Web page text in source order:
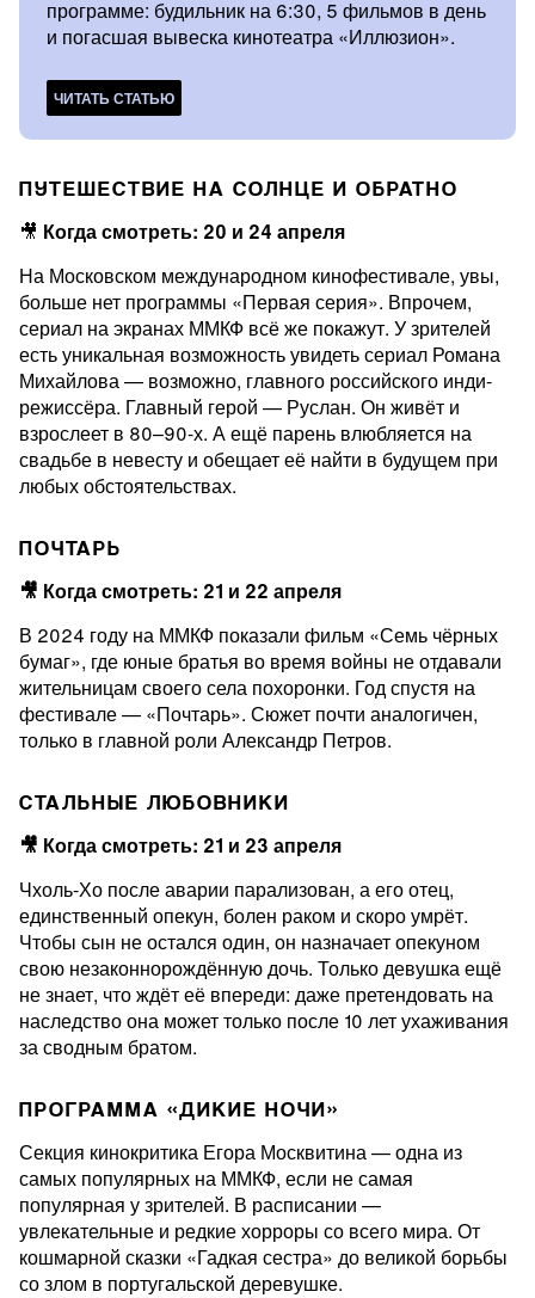
ЧИТАТЬ СТАТЬЮ
программе: будильник на 6:30, 5 фильмов в день
и погасшая вывеска кинотеатра «Иллюзион».
ПУТЕШЕСТВИЕ НА СОЛНЦЕ И ОБРАТНО
🎥 Когда смотреть: 20 и 24 апреля
На Московском международном кинофестивале, увы,
больше нет программы «Первая серия». Впрочем,
сериал на экранах ММКФ всё же покажут. У зрителей
есть уникальная возможность увидеть сериал Романа
Михайлова — возможно, главного российского инди-
режиссёра. Главный герой — Руслан. Он живёт и
взрослеет в 80–90-х. А ещё парень влюбляется на
свадьбе в невесту и обещает её найти в будущем при
любых обстоятельствах.
ПОЧТАРЬ
🎥 Когда смотреть: 21 и 22 апреля
В 2024 году на ММКФ показали фильм «Семь чёрных
бумаг», где юные братья во время войны не отдавали
жительницам своего села похоронки. Год спустя на
фестивале — «Почтарь». Сюжет почти аналогичен,
только в главной роли Александр Петров.
СТАЛЬНЫЕ ЛЮБОВНИКИ
🎥 Когда смотреть: 21 и 23 апреля
Чхоль-Хо после аварии парализован, а его отец,
единственный опекун, болен раком и скоро умрёт.
Чтобы сын не остался один, он назначает опекуном
свою незаконнорождённую дочь. Только девушка ещё
не знает, что ждёт её впереди: даже претендовать на
наследство она может только после 10 лет ухаживания
за сводным братом.
ПРОГРАММА «ДИКИЕ НОЧИ»
Секция кинокритика Егора Москвитина — одна из
самых популярных на ММКФ, если не самая
популярная у зрителей. В расписании —
увлекательные и редкие хорроры со всего мира. От
кошмарной сказки «Гадкая сестра» до великой борьбы
со злом в португальской деревушке.